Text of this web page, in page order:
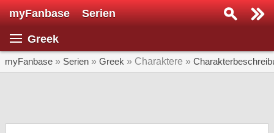
myFanbase Serien
Greek
myFanbase » Serien » Greek » Charaktere »
Serie suchen...
SERIEN